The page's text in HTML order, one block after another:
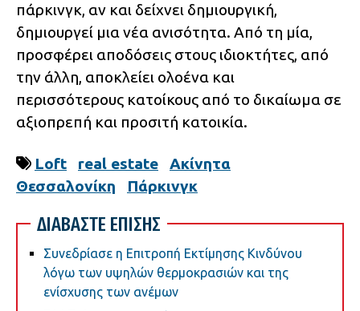
πάρκινγκ, αν και δείχνει δημιουργική,
δημιουργεί μια νέα ανισότητα. Από τη μία,
προσφέρει αποδόσεις στους ιδιοκτήτες, από
την άλλη, αποκλείει ολοένα και
περισσότερους κατοίκους από το δικαίωμα σε
αξιοπρεπή και προσιτή κατοικία.
Loft real estate
Ακίνητα
Θεσσαλονίκη
Πάρκινγκ
ΔΙΑΒΑΣΤΕ ΕΠΙΣΗΣ
Συνεδρίασε η Επιτροπή Εκτίμησης Κινδύνου
λόγω των υψηλών θερμοκρασιών και της
ενίσχυσης των ανέμων